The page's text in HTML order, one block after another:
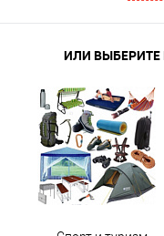
ИЛИ ВЫБЕРИТЕ